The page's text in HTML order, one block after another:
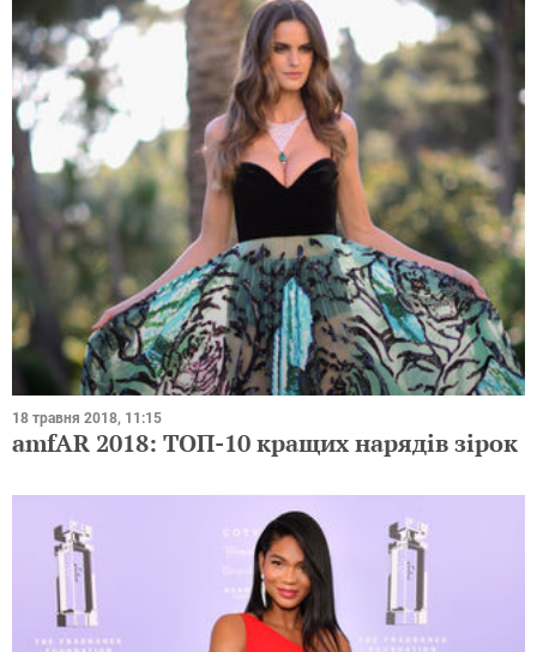
18 травня 2018, 11:15
amfAR 2018: ТОП-10 кращих нарядів зірок